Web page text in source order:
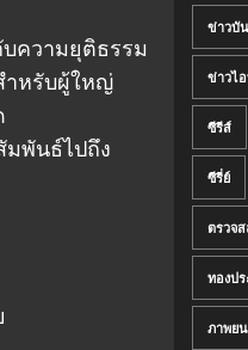
ความยุติธรรม
หรับผู้ใหญ่
พันธ์ไปถึง
ข่าวบัน
ข่าวไ
ซีรีส์
ซีรี่ย์
ตรวจ
ทองป
ภาพย